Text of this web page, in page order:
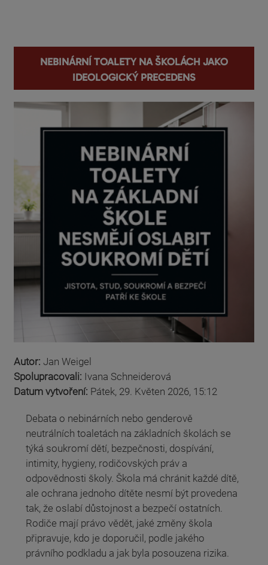
Nebinární toalety na školách jako
ideologický precedens
Autor: Jan Weigel
Spolupracovali: Ivana Schneiderová
Datum vytvoření: Pátek, 29. Květen 2026, 15:12
Debata o nebinárních nebo genderově
neutrálních toaletách na základních školách se
týká soukromí dětí, bezpečnosti, dospívání,
intimity, hygieny, rodičovských práv a
odpovědnosti školy. Škola má chránit každé dítě,
ale ochrana jednoho dítěte nesmí být provedena
tak, že oslabí důstojnost a bezpečí ostatních.
Rodiče mají právo vědět, jaké změny škola
připravuje, kdo je doporučil, podle jakého
právního podkladu a jak byla posouzena rizika.